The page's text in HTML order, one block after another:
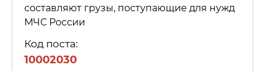
составляют грузы, поступающие для нужд
МЧС России
Код поста:
10002030